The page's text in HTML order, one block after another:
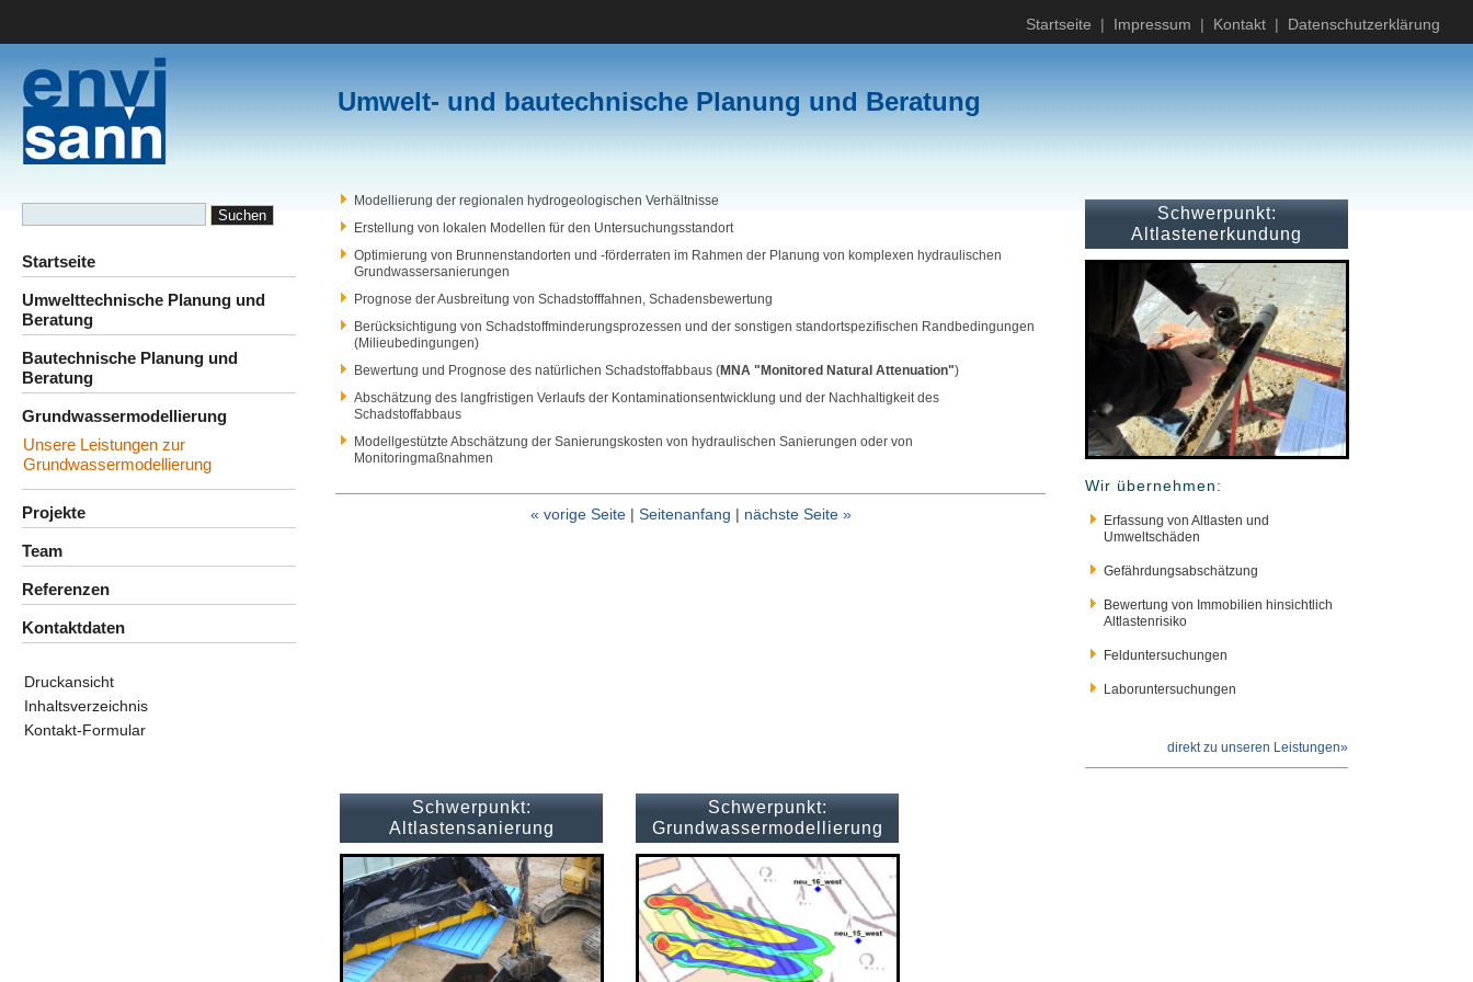
Startseite | Impressum | Kontakt | Datenschutzerklärung
Startseite
Umwelttechnische Planung und
Beratung
Bautechnische Planung und
Beratung
Grundwassermodellierung
Unsere Leistungen zur
Grundwassermodellierung
Projekte
Team
Referenzen
Kontaktdaten
Druckansicht
Inhaltsverzeichnis
Kontakt-Formular
Umwelt- und bautechnische Planung und Beratung
Modellierung der regionalen hydrogeologischen Verhältnisse
Erstellung von lokalen Modellen für den Untersuchungsstandort
Optimierung von Brunnenstandorten und -förderraten im Rahmen der Planung von komplexen hydraulischen
Grundwassersanierungen
Prognose der Ausbreitung von Schadstofffahnen, Schadensbewertung
Berücksichtigung von Schad­stoff­minderungs­prozessen und der sonstigen standortspezifischen Randbedingungen
(Milieubedingungen)
Bewertung und Prognose des natürlichen Schadstoffabbaus (MNA "Monitored Natural Attenuation")
Abschätzung des langfristigen Verlaufs der Kontaminationsentwicklung und der Nachhaltigkeit des
Schadstoffabbaus
Modellgestützte Abschätzung der Sanierungskosten von hydraulischen Sanierungen oder von
Monitoringmaßnahmen
« vorige Seite| Seitenanfang | nächste Seite »
Schwerpunkt:
Altlastenerkundung
Wir übernehmen:
Erfassung von Altlasten und
Umweltschäden
Gefährdungsabschätzung
Bewertung von Immobilien hinsichtlich
Altlastenrisiko
Felduntersuchungen
Laboruntersuchungen
direkt zu unseren Leistungen»
Schwerpunkt:
Altlastensanierung
Schwerpunkt:
Grundwassermodellierung